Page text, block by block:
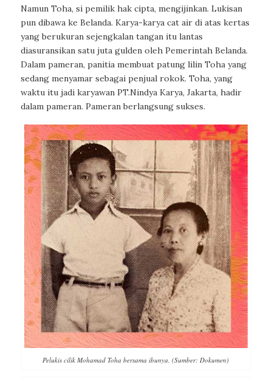
Namun Toha, si pemilik hak cipta, mengijinkan. Lukisan
pun dibawa ke Belanda. Karya-karya cat air di atas kertas
yang berukuran sejengkalan tangan itu lantas
diasuransikan satu juta gulden oleh Pemerintah Belanda.
Dalam pameran, panitia membuat patung lilin Toha yang
sedang menyamar sebagai penjual rokok. Toha, yang
waktu itu jadi karyawan PT.Nindya Karya, Jakarta, hadir
dalam pameran. Pameran berlangsung sukses.
Pelukis cilik Mohamad Toha bersama ibunya. (Sumber: Dokumen)